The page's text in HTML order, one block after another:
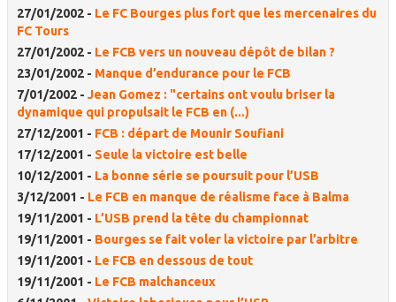
27/01/2002 - Le FC Bourges plus fort que les mercenaires du
FC Tours
27/01/2002 - Le FCB vers un nouveau dépôt de bilan ?
23/01/2002 - Manque d’endurance pour le FCB
7/01/2002 - Jean Gomez : "certains ont voulu briser la
dynamique qui propulsait le FCB en (...)
27/12/2001 - FCB : départ de Mounir Soufiani
17/12/2001 - Seule la victoire est belle
10/12/2001 - La bonne série se poursuit pour l’USB
3/12/2001 - Le FCB en manque de réalisme face à Balma
19/11/2001 - L’USB prend la tête du championnat
19/11/2001 - Bourges se fait voler la victoire par l’arbitre
19/11/2001 - Le FCB en dessous de tout
19/11/2001 - Le FCB malchanceux